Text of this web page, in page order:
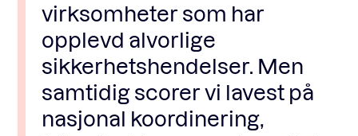
virksomheter som har
opplevd alvorlige
sikkerhetshendelser. Men
samtidig scorer vi lavest på
nasjonal koordinering,